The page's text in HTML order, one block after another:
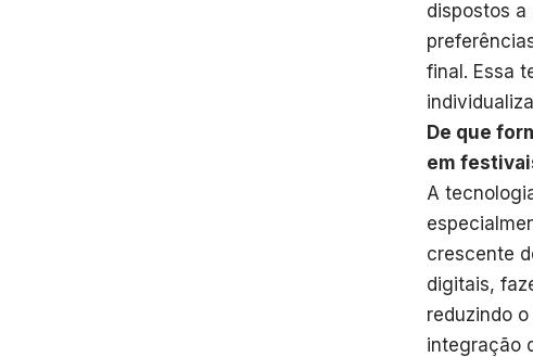
dispostos a
final. Essa
De que
em
A
crescente
digitais,
reduzindo
integração